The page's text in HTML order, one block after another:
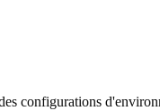
configurations